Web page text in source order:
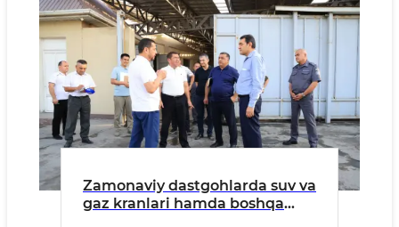
Zamonaviy dastgohlarda suv va
gaz kranlari hamda boshqa